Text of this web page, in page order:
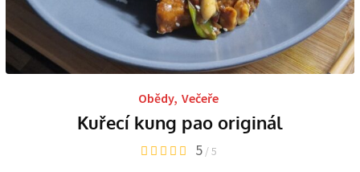
Obědy, Večeře
Kuřecí kung pao originál
5 / 5